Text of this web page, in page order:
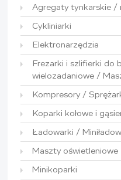
Agregaty tynkarskie /
Cykliniarki
Elektronarzędzia
Frezarki i szlifierki do
wielozadaniowe /
Kompresory /
Koparki kołowe i
Ładowarki /
Maszty oświetleniowe
Minikoparki